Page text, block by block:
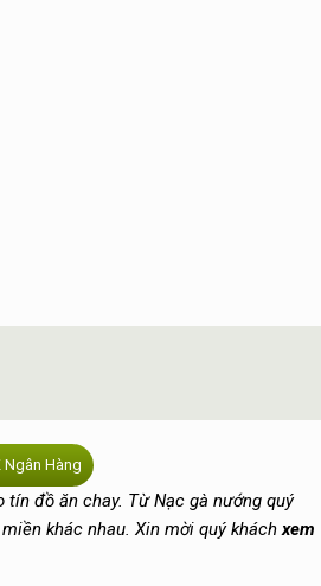
Ngân Hàng
đồ ăn chay. Từ Nạc gà nướng quý
khác nhau. Xin mời quý kháchxem